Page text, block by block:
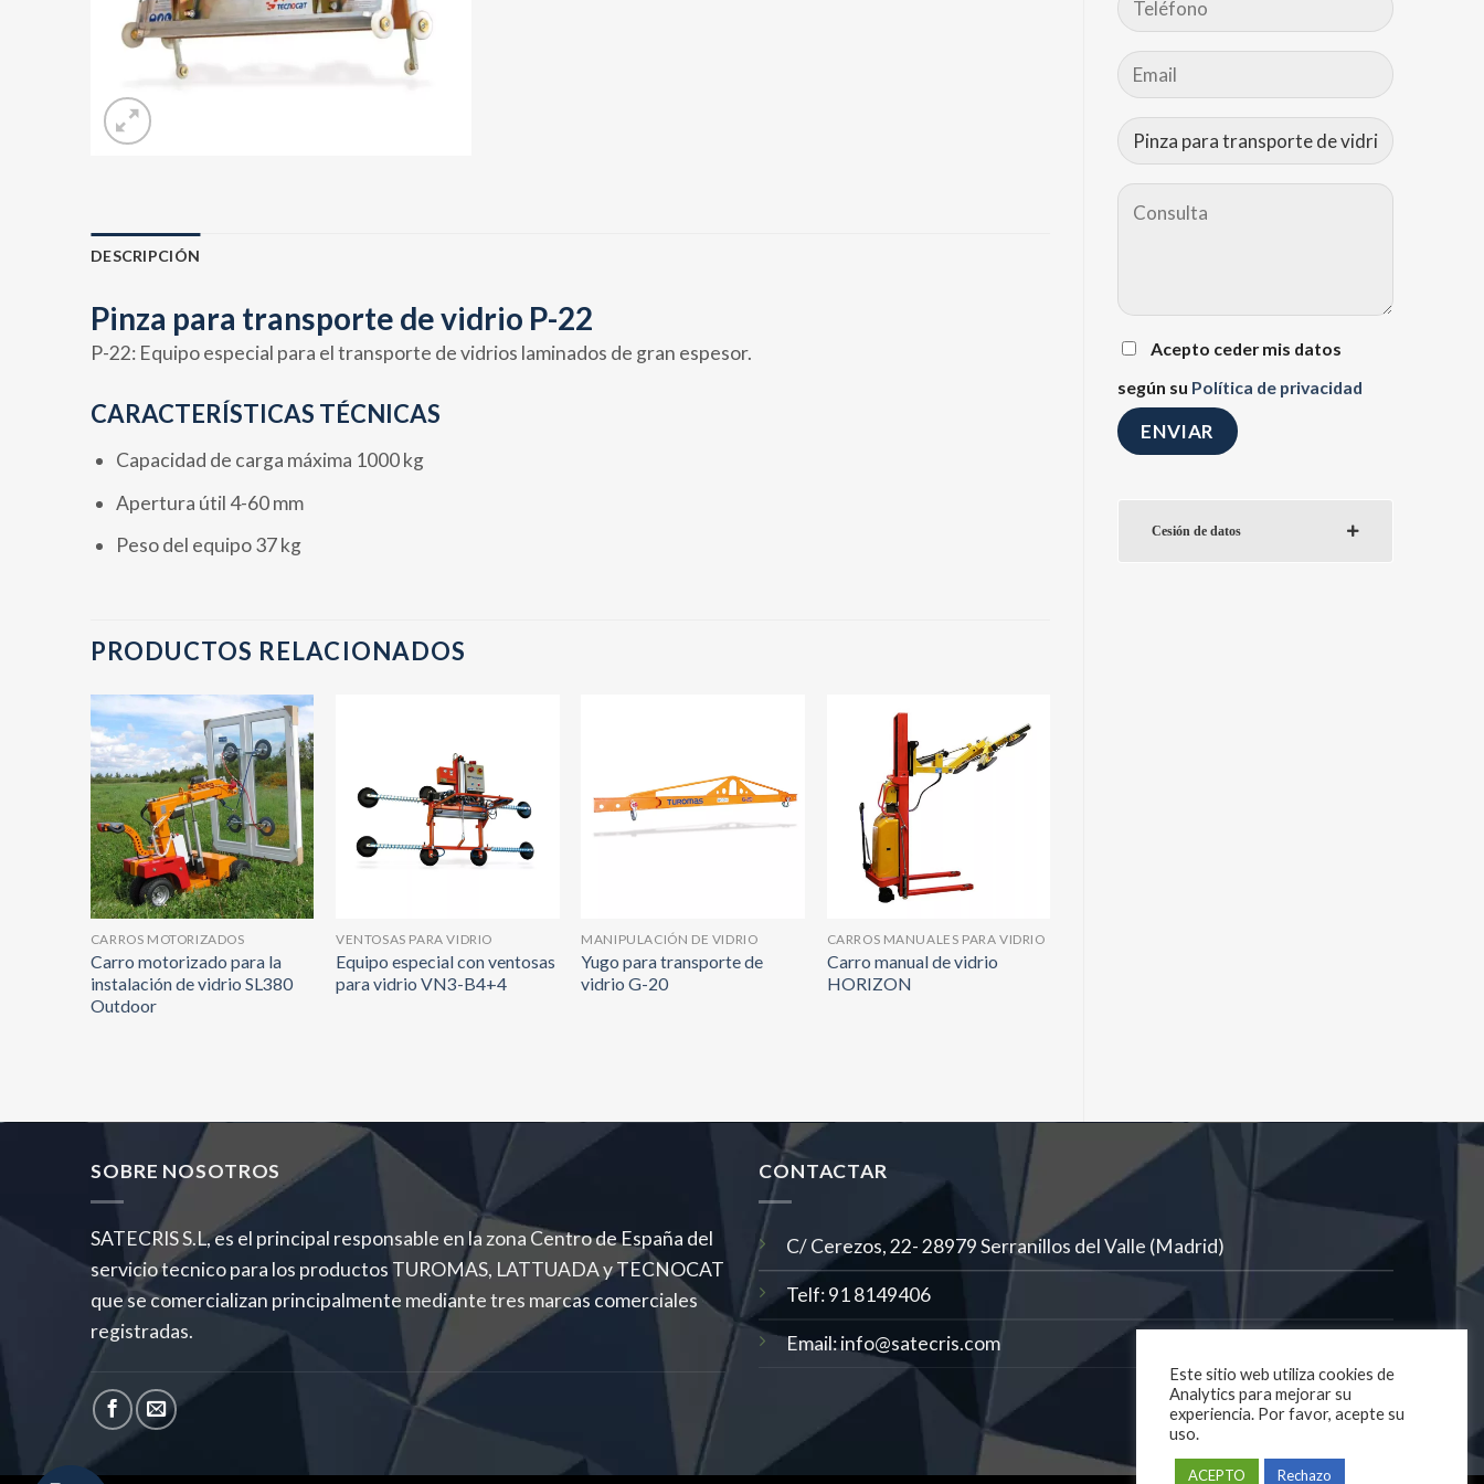
Acepto ceder mis datos
según su Política de privacidad
Cesión de datos
DESCRIPCIÓN
Pinza para transporte de vidrio P-22
P-22: Equipo especial para el transporte de vidrios laminados de gran espesor.
CARACTERÍSTICAS TÉCNICAS
Capacidad de carga máxima 1000 kg
Apertura útil 4-60 mm
Peso del equipo 37 kg
PRODUCTOS RELACIONADOS
CARROS MOTORIZADOS
Carro motorizado para la
instalación de vidrio SL380
Outdoor
VENTOSAS PARA VIDRIO
Equipo especial con ventosas
para vidrio VN3-B4+4
MANIPULACIÓN DE VIDRIO
Yugo para transporte de
vidrio G-20
CARROS MANUALES PARA VIDRIO
Carro manual de vidrio
HORIZON
SOBRE NOSOTROS
SATECRIS S.L, es el principal responsable en la zona Centro de España del
servicio tecnico para los productos TUROMAS, LATTUADA y TECNOCAT
que se comercializan principalmente mediante tres marcas comerciales
registradas.
CONTACTAR
C/ Cerezos, 22- 28979 Serranillos del Valle (Madrid)
Telf: 91 8149406
Email: info@satecris.com
Este sitio web utiliza cookies de
Analytics para mejorar su
experiencia. Por favor, acepte su
uso.
ACEPTO Rechazo